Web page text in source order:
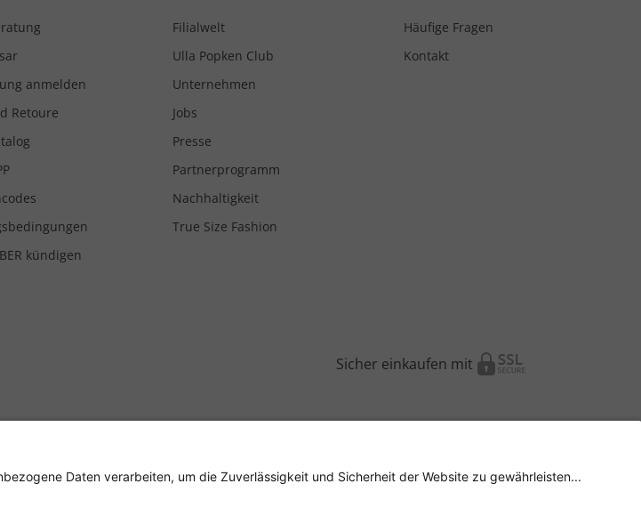
anmelden
Retoure
kündigen
Filialwelt
Ulla Popken Club
Unternehmen
Jobs
Presse
Partnerprogramm
Nachhaltigkeit
True Size Fashion
Häufige Fragen
Kontakt
Sicher einkaufen mit